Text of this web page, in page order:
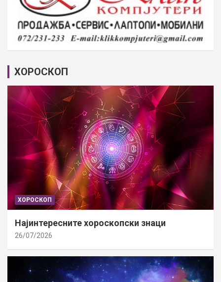
ХОРОСКОП
ХОРОСКОП
Најинтересните хороскопски знаци
26/07/2026